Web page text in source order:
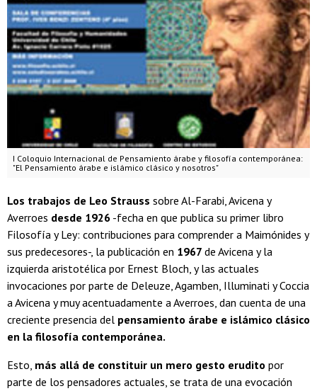
I Coloquio Internacional de Pensamiento árabe y filosofía contemporánea:
"El Pensamiento árabe e islámico clásico y nosotros"
Los trabajos de Leo Strauss sobre Al-Farabi, Avicena y
Averroes desde 1926 -fecha en que publica su primer libro
Filosofía y Ley: contribuciones para comprender a Maimónides y
sus predecesores-, la publicación en 1967 de Avicena y la
izquierda aristotélica por Ernest Bloch, y las actuales
invocaciones por parte de Deleuze, Agamben, Illuminati y Coccia
a Avicena y muy acentuadamente a Averroes, dan cuenta de una
creciente presencia del pensamiento árabe e islámico clásico
en la filosofía contemporánea.
Esto, más allá de constituir un mero gesto erudito por
parte de los pensadores actuales, se trata de una evocación